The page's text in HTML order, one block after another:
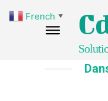
French ▼